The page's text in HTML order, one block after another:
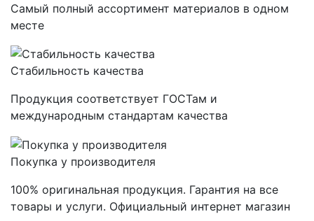
Самый полный ассортимент материалов в одном
месте
Стабильность качества
Продукция соответствует ГОСТам и
международным стандартам качества
Покупка у производителя
100% оригинальная продукция. Гарантия на все
товары и услуги. Официальный интернет магазин